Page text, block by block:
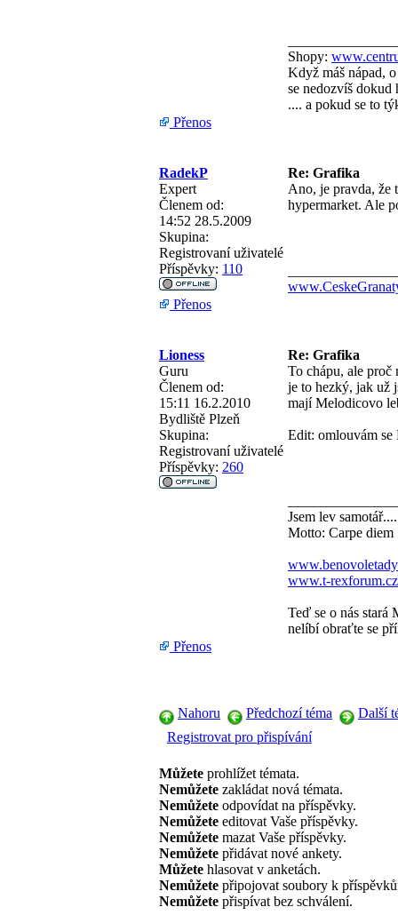
Shopy:
Když máš nápad,
se nedozvíš dokud
.... a pokud se to
Přenos
RadekP
Re: Grafika
Expert
Členem od:
14:52 28.5.2009
Skupina:
Registrovaní uživatelé
Příspěvky: 110
Ano, je pravda, že
hypermarket. Ale
Přenos
Lioness
Re: Grafika
Guru
Členem od:
15:11 16.2.2010
Bydliště Plzeň
Skupina:
Registrovaní uživatelé
Příspěvky: 260
To chápu, ale proč
je to hezký, jak už
mají Melodicovo
Edit: omlouvám
Jsem lev
Motto: Carpe diem
www.t-rexforum.cz
Teď se o nás stará
nelíbí obraťte se
Přenos
Nahoru Předchozí téma
Další
Registrovat pro přispívání
Můžete prohlížet témata.
Nemůžete zakládat nová témata.
Nemůžete odpovídat na příspěvky.
Nemůžete editovat Vaše příspěvky.
Nemůžete mazat Vaše příspěvky.
Nemůžete přidávat nové ankety.
Můžete hlasovat v anketách.
Nemůžete připojovat soubory k
Nemůžete přispívat bez schválení.